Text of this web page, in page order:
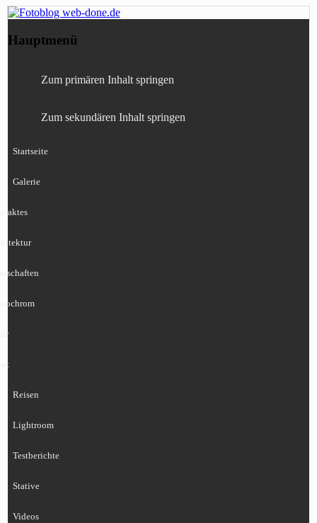
Fotoblog web-done.de
Canon, Nikon, Sony
Hauptmenü
Zum primären Inhalt springen
Zum sekundären Inhalt springen
Startseite
Galerie
Reisen
Lightroom
Testberichte
Stative
Videos